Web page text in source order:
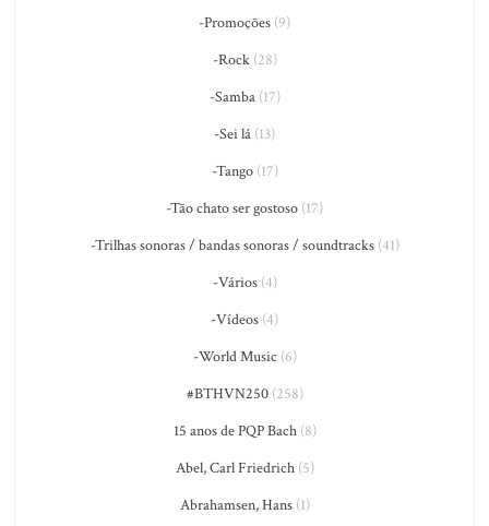
-Promoções (9)
-Rock(28)
-Samba(17)
-Sei lá (13)
-Tango(17)
-Tão chato ser gostoso (17)
-Trilhas sonoras / bandas sonoras / soundtracks(41)
-Vários(4)
-Vídeos (4)
-World Music (6)
#BTHVN250(258)
15 anos de PQP Bach(8)
Abel, Carl Friedrich(5)
Abrahamsen, Hans(1)